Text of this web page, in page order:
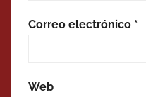
Correo electrónico *
Web